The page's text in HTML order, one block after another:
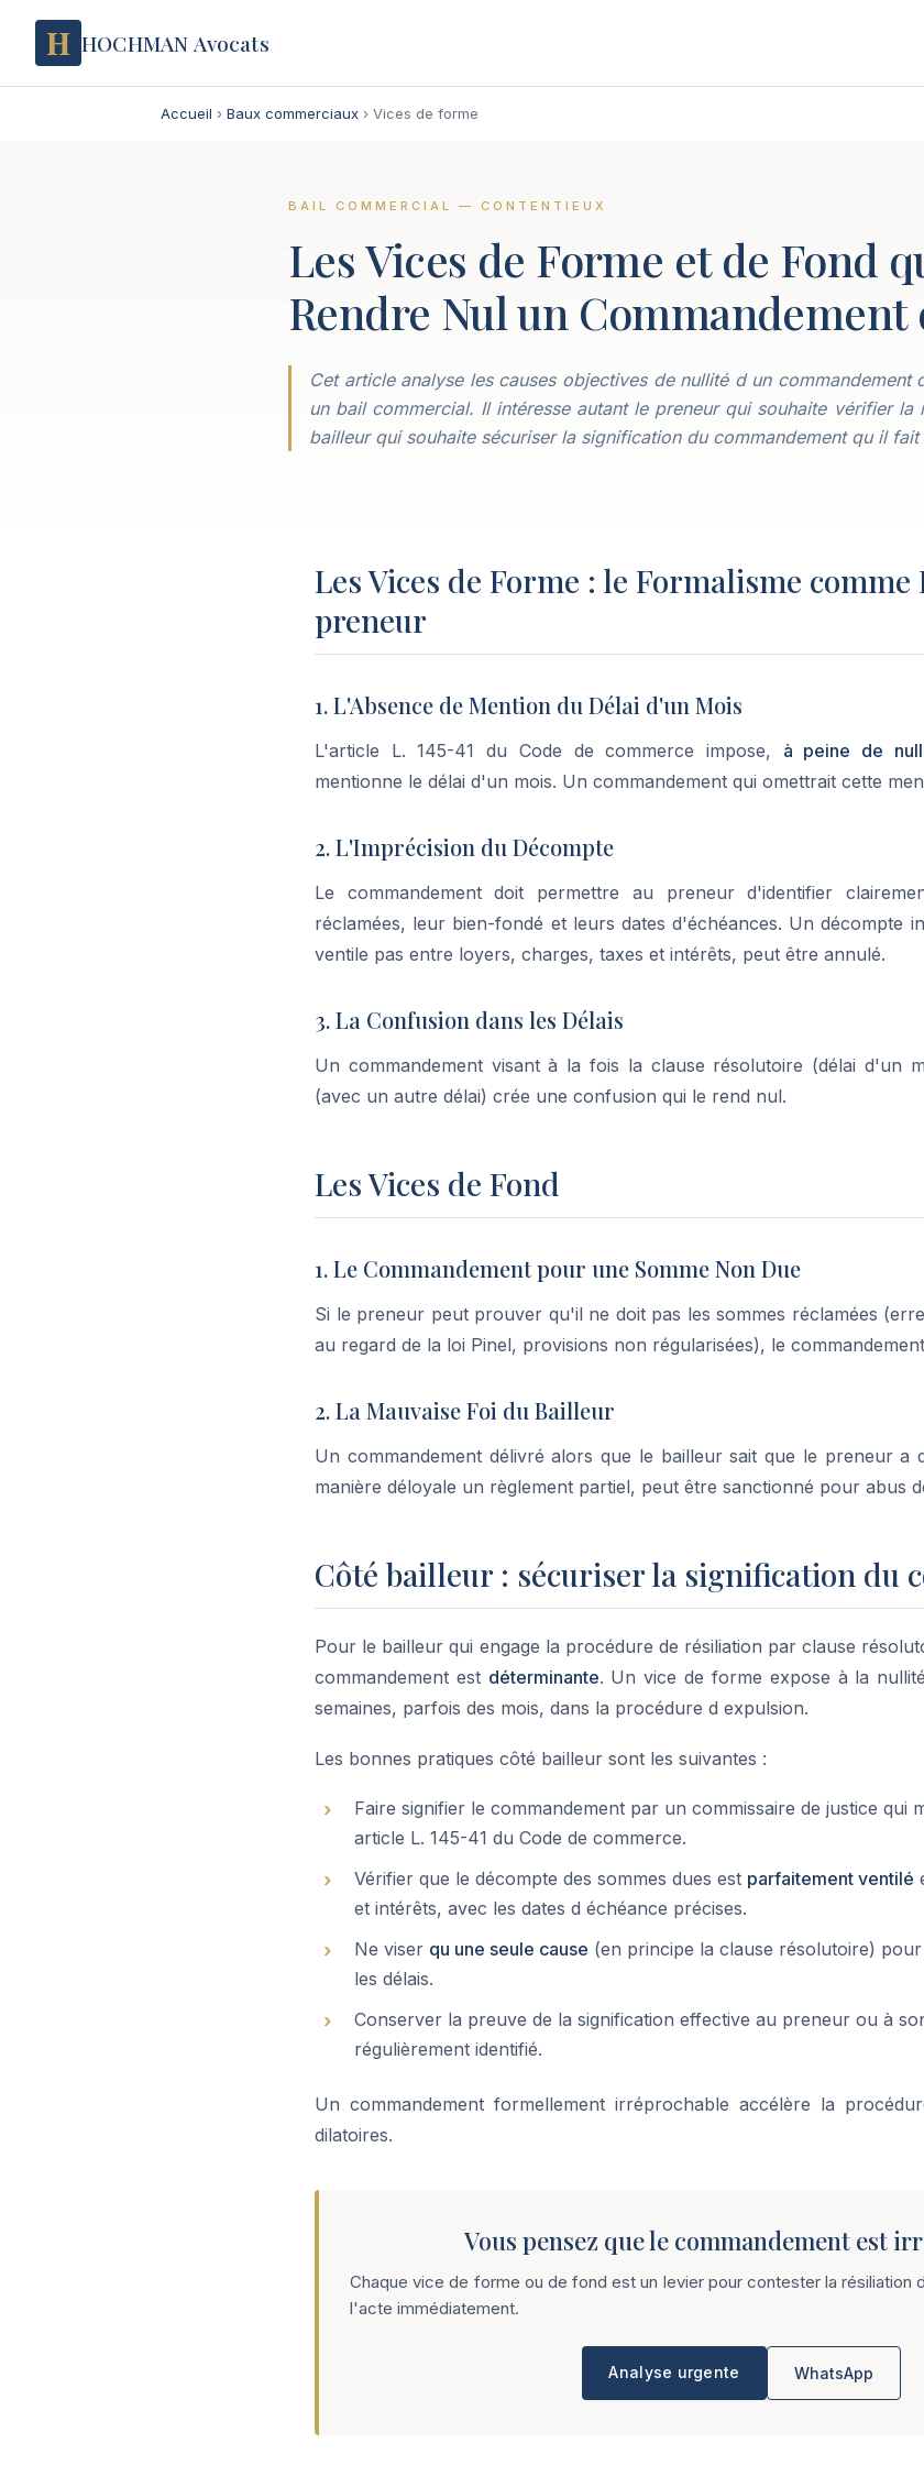
H HOCHMAN Avocats
Accueil › Baux commerciaux › Vices de forme
BAIL COMMERCIAL — CONTENTIEUX
Les Vices de Forme et de Fond
Rendre Nul un Commandement
Cet article analyse les causes objectives de nullité d un
un bail commercial. Il intéresse autant le preneur qui souhaite vérifier
bailleur qui souhaite sécuriser la signification du commandement qu il fait
Les Vices de Forme : le Formalisme
preneur
1. L'Absence de Mention du Délai d'un Mois
L'article L. 145-41 du Code de commerce impose, à peine de
mentionne le délai d'un mois. Un commandement qui omettrait cette
2. L'Imprécision du Décompte
Le commandement doit permettre au preneur d'identifier
réclamées, leur bien-fondé et leurs dates d'échéances. Un décompte
ventile pas entre loyers, charges, taxes et intérêts, peut être annulé.
3. La Confusion dans les Délais
Un commandement visant à la fois la clause résolutoire (délai d'un
(avec un autre délai) crée une confusion qui le rend nul.
Les Vices de Fond
1. Le Commandement pour une Somme Non Due
Si le preneur peut prouver qu'il ne doit pas les sommes réclamées
au regard de la loi Pinel, provisions non régularisées), le
2. La Mauvaise Foi du Bailleur
Un commandement délivré alors que le bailleur sait que le preneur a
manière déloyale un règlement partiel, peut être sanctionné pour abus
Côté bailleur : sécuriser la signification du
Pour le bailleur qui engage la procédure de résiliation par clause
commandement est déterminante. Un vice de forme expose à la
semaines, parfois des mois, dans la procédure d expulsion.
Les bonnes pratiques côté bailleur sont les suivantes :
Faire signifier le commandement par un commissaire de justice qui
article L. 145-41 du Code de commerce.
Vérifier que le décompte des sommes dues est parfaitement ventilé
et intérêts, avec les dates d échéance précises.
Ne viser qu une seule cause (en principe la clause résolutoire)
les délais.
Conserver la preuve de la signification effective au preneur ou à
régulièrement identifié.
Un commandement formellement irréprochable accélère la
dilatoires.
Vous pensez que le commandement est
Chaque vice de forme ou de fond est un levier pour contester la résiliation
l'acte immédiatement.
Analyse urgente WhatsApp